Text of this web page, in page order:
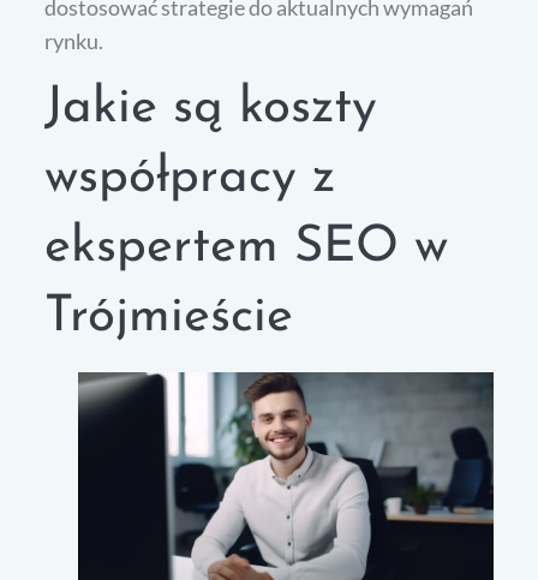
dostosować strategie do aktualnych wymagań
rynku.
Jakie są koszty
współpracy z
ekspertem SEO w
Trójmieście